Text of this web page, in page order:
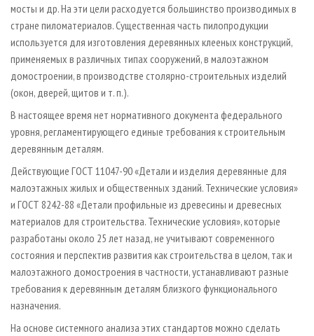
мосты и др. На эти цели расходуется большинство производимых в
стране пиломатериалов. Существенная часть пилопродукции
используется для изготовления деревянных клееных конструкций,
применяемых в различных типах сооружений, в малоэтажном
домостроении, в производстве столярно­-строительных изделий
(окон, дверей, щитов и т. п.).
В настоящее время нет нормативного документа федерального
уровня, регламентирующего единые требования к строительным
деревянным деталям.
Действующие ГОСТ 11047­-90 «Детали и изделия деревянные для
малоэтажных жилых и общественных зданий. Технические условия»
и ГОСТ 8242­-88 «Детали профильные из древесины и древесных
материалов для строительства. Технические условия», которые
разработаны около 25 лет назад, не учитывают современного
состояния и перспектив развития как строительства в целом, так и
малоэтажного домостроения в частности, устанавливают разные
требования к деревянным деталям близкого функционального
назначения.
На основе системного анализа этих стандартов можно сделать